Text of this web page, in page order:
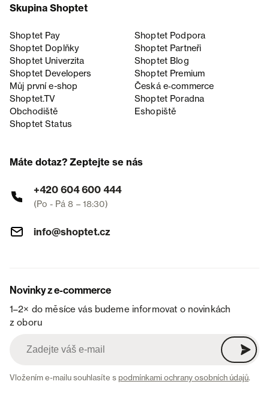
Skupina Shoptet
Shoptet Pay
Shoptet Podpora
Shoptet Doplňky
Shoptet Partneři
Shoptet Univerzita
Shoptet Blog
Shoptet Developers
Shoptet Premium
Můj první e-shop
Česká e‑commerce
Shoptet.TV
Shoptet Poradna
Obchodiště
Eshopiště
Shoptet Status
Máte dotaz? Zeptejte se nás
+420 604 600 444
(Po - Pá 8 – 18:30)
info@shoptet.cz
Novinky z e-commerce
1–2× do měsíce vás budeme informovat o novinkách
z oboru
Vložením e-mailu souhlasíte spodmínkami ochrany osobních údajů.